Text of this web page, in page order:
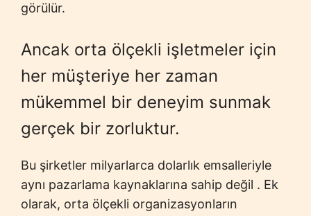
görülür.
Ancak orta ölçekli işletmeler için
her müşteriye her zaman
mükemmel bir deneyim sunmak
gerçek bir zorluktur.
Bu şirketler milyarlarca dolarlık emsalleriyle
aynı pazarlama kaynaklarına sahip değil . Ek
olarak, orta ölçekli organizasyonların